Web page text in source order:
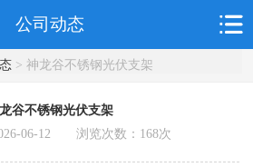
公司动态
> 神龙谷不锈钢光伏支架
谷不锈钢光伏支架
06-12 浏览次数： 168次